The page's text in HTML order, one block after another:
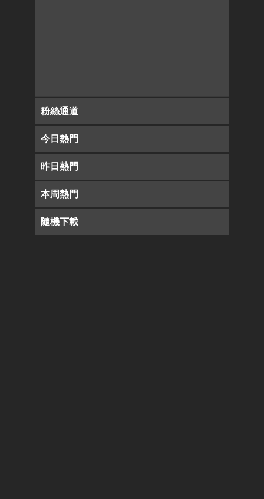
粉絲通道
今日熱門
昨日熱門
本周熱門
隨機下載